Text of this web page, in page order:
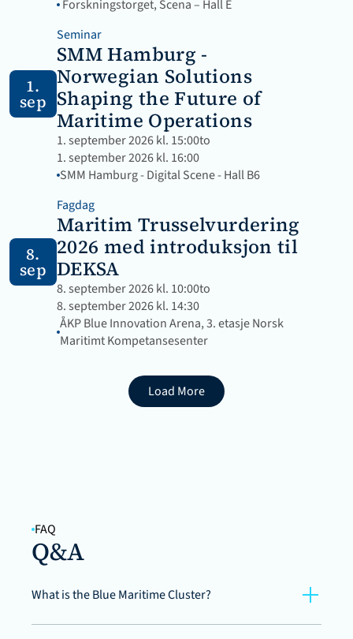
Forskningstorget, Scena – Hall E
1.
sep
Seminar
SMM Hamburg -
Norwegian Solutions
Shaping the Future of
Maritime Operations
1. september 2026 kl. 15:00to
1. september 2026 kl. 16:00
SMM Hamburg - Digital Scene - Hall B6
8.
sep
Fagdag
Maritim Trusselvurdering
2026 med introduksjon til
DEKSA
8. september 2026 kl. 10:00to
8. september 2026 kl. 14:30
ÅKP Blue Innovation Arena, 3. etasje Norsk
Maritimt Kompetansesenter
Load More
FAQ
Q&A
What is the Blue Maritime Cluster?